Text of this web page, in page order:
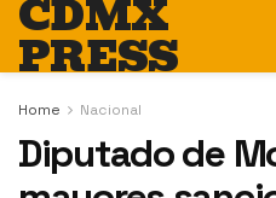
CDMX
PRESS
Home Nacional
Diputado de